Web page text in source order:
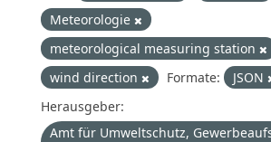
Meteorologie
meteorological measuring station
wind direction
Formate:
JSON
Herausgeber:
Amt für Umweltschutz,